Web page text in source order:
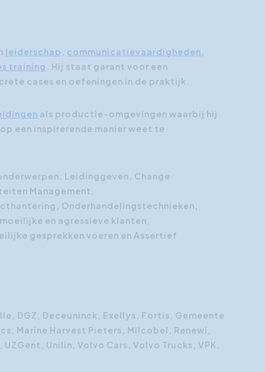
Social Media Training
HR opleidingen
leiderschap communicatievaardigheden
training
. Hij staat garant voor een
cases en oefeningen in de praktijk.
als productie-omgevingen waarbij hij
een inspirerende manier weet te
Leidinggeven, Change
Management,
Onderhandelingstechnieken,
en agressieve klanten,
gesprekken voeren en Assertief
DGZ, Deceuninck, Exellys, Fortis, Gemeente
Marine Harvest Pieters, Milcobel, Renewi,
Unilin, Volvo Cars, Volvo Trucks, VPK.